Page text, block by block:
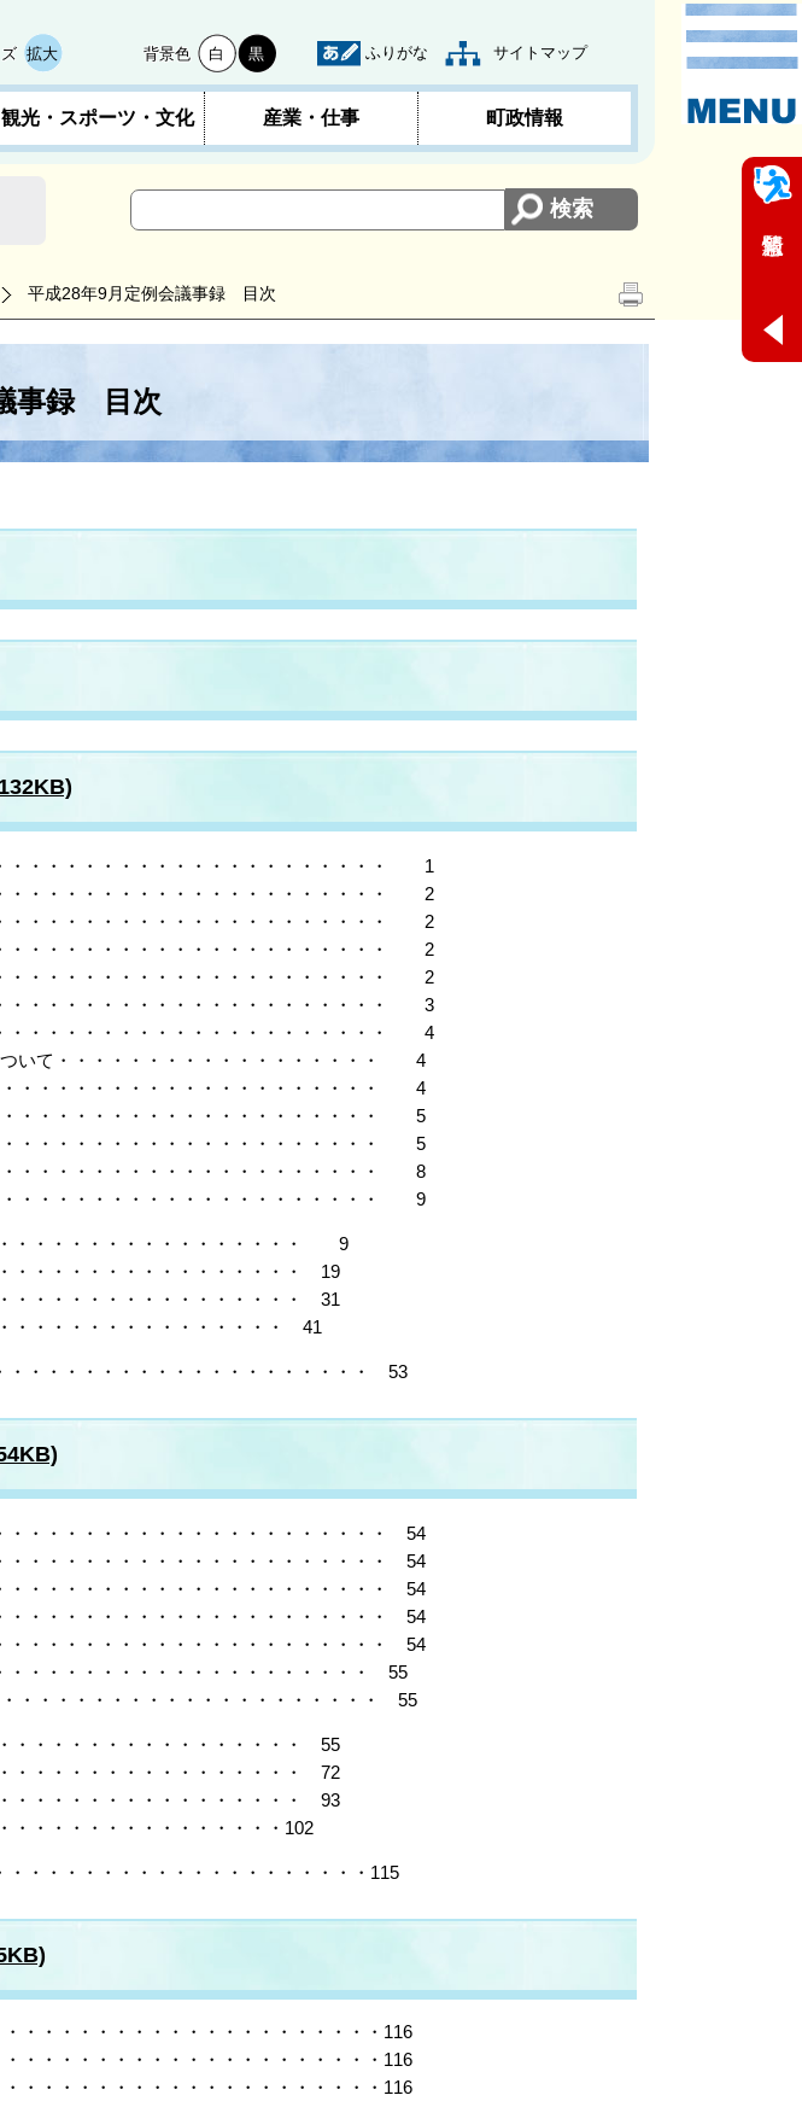
拡大 背景色 白 黒 ふりがな サイトマップ
観光・スポーツ・文化 産業・仕事 町政情報
平成28年9月定例会議事録 目次
事録 目次
・・・・・・・・・・・・・・・・・・・・・ 1
・・・・・・・・・・・・・・・・・・・・・ 2
・・・・・・・・・・・・・・・・・・・・・ 2
・・・・・・・・・・・・・・・・・・・・・ 2
・・・・・・・・・・・・・・・・・・・・・ 2
・・・・・・・・・・・・・・・・・・・・・ 3
・・・・・・・・・・・・・・・・・・・・・ 4
いて・・・・・・・・・・・・・・・・・・ 4
・・・・・・・・・・・・・・・・・・・・ 4
・・・・・・・・・・・・・・・・・・・・ 5
・・・・・・・・・・・・・・・・・・・・ 5
・・・・・・・・・・・・・・・・・・・・ 8
・・・・・・・・・・・・・・・・・・・・ 9
・・・・・・・・・・・・・・・・ 9
・・・・・・・・・・・・・・・・ 19
・・・・・・・・・・・・・・・・ 31
・・・・・・・・・・・・・・・ 41
・・・・・・・・・・・・・・・・・・・・ 53
・・・・・・・・・・・・・・・・・・・・・ 54
・・・・・・・・・・・・・・・・・・・・・ 54
・・・・・・・・・・・・・・・・・・・・・ 54
・・・・・・・・・・・・・・・・・・・・・ 54
・・・・・・・・・・・・・・・・・・・・・ 54
・・・・・・・・・・・・・・・・・・・・ 55
・・・・・・・・・・・・・・・・・・・ 55
・・・・・・・・・・・・・・・・ 55
・・・・・・・・・・・・・・・・ 72
・・・・・・・・・・・・・・・・ 93
・・・・・・・・・・・・・・102
・・・・・・・・・・・・・・・・・・・115
・・・・・・・・・・・・・・・・・・・・116
・・・・・・・・・・・・・・・・・・・・116
・・・・・・・・・・・・・・・・・・・・116